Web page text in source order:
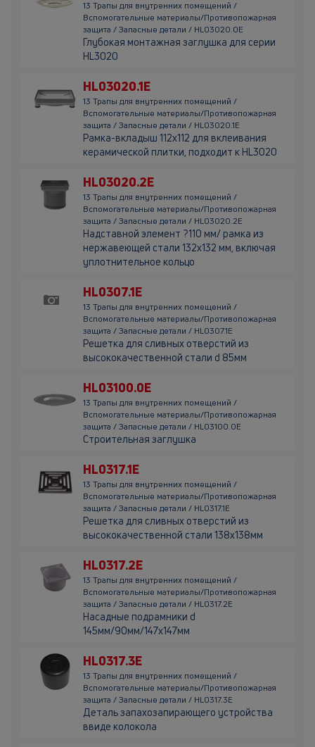
13 Трапы для внутренних помещений /
Вспомогательные материалы/Противопожарная
защита / Запасные детали / HL03020.0E
Глубокая монтажная заглушка для серии
HL3020
HL03020.1E
13 Трапы для внутренних помещений /
Вспомогательные материалы/Противопожарная
защита / Запасные детали / HL03020.1E
Рамка-вкладыш 112х112 для вклеивания
керамической плитки, подходит к HL3020
HL03020.2E
13 Трапы для внутренних помещений /
Вспомогательные материалы/Противопожарная
защита / Запасные детали / HL03020.2E
Надставной элемент ?110 мм/ рамка из
нержавеющей стали 132x132 мм, включая
уплотнительное кольцо
HL0307.1E
13 Трапы для внутренних помещений /
Вспомогательные материалы/Противопожарная
защита / Запасные детали / HL0307.1E
Решетка для сливных отверстий из
высококачественной стали d 85мм
HL03100.0E
13 Трапы для внутренних помещений /
Вспомогательные материалы/Противопожарная
защита / Запасные детали / HL03100.0E
Строительная заглушка
HL0317.1E
13 Трапы для внутренних помещений /
Вспомогательные материалы/Противопожарная
защита / Запасные детали / HL0317.1E
Решетка для сливных отверстий из
высококачественной стали 138х138мм
HL0317.2E
13 Трапы для внутренних помещений /
Вспомогательные материалы/Противопожарная
защита / Запасные детали / HL0317.2E
Насадные подрамники d
145мм/90мм/147х147мм
HL0317.3E
13 Трапы для внутренних помещений /
Вспомогательные материалы/Противопожарная
защита / Запасные детали / HL0317.3E
Деталь запахозапирающего устройства
ввиде колокола